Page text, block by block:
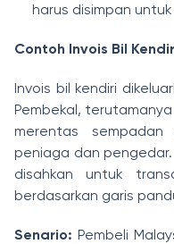
harus disimpan
Contoh Invois Bil
Invois bil kendiri
Pembekal,
merentas
peniaga dan
disahkan untuk
berdasarkan garis
Senario: Pembeli